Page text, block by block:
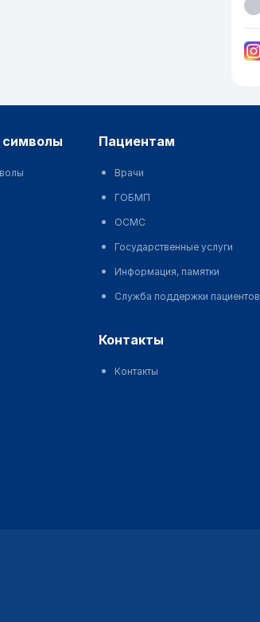
символы пациентам
Врачи
ГОБМП
ОСМС
Государственные услуги
Информация, памятки
Служба поддержки пациентов
контакты
Контакты